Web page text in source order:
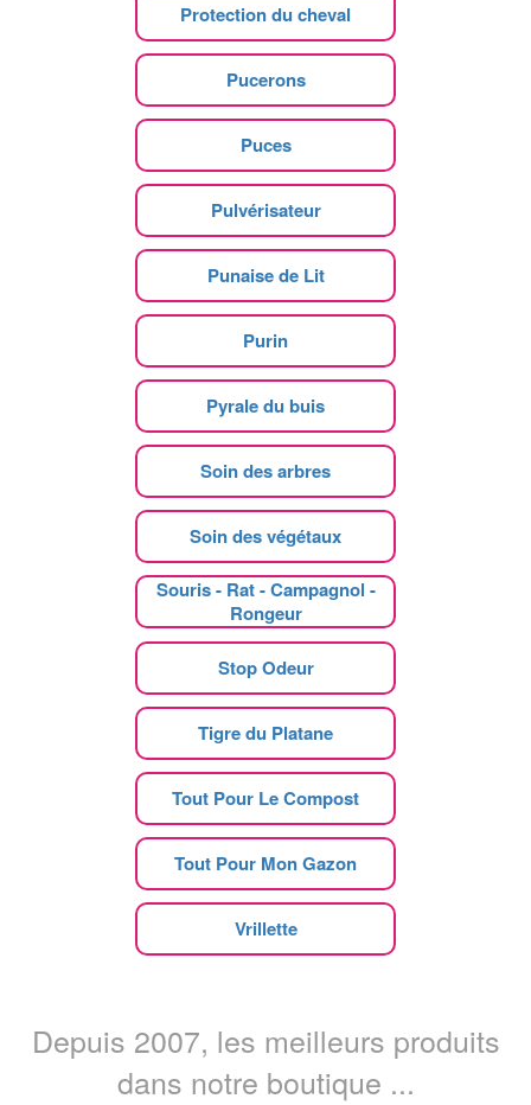
Protection du cheval
Pucerons
Puces
Pulvérisateur
Punaise de Lit
Purin
Pyrale du buis
Soin des arbres
Soin des végétaux
Souris - Rat - Campagnol -
Rongeur
Stop Odeur
Tigre du Platane
Tout Pour Le Compost
Tout Pour Mon Gazon
Vrillette
Depuis 2007, les meilleurs produits
dans notre boutique ...